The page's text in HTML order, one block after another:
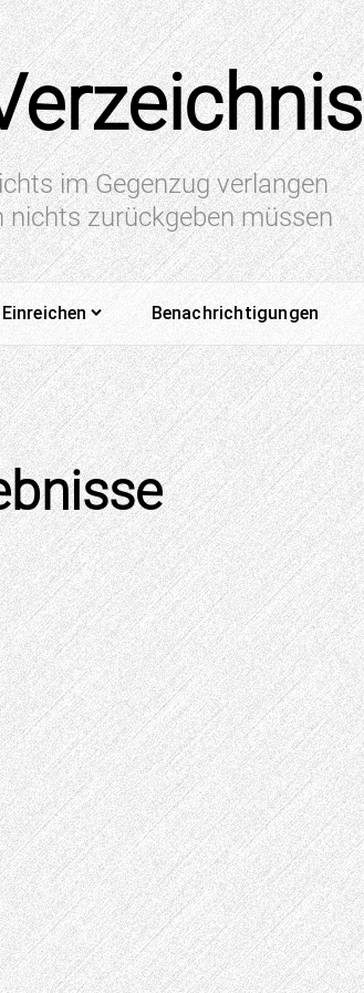
im Gegenzug verlangen
nichts zurückgeben müssen
Einreichen Benachrichtigungen